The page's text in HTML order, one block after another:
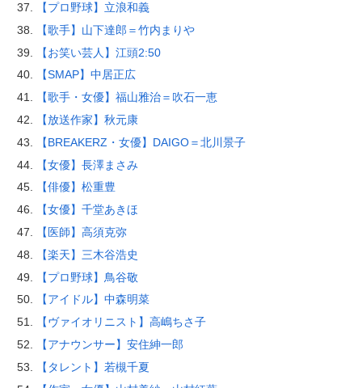
【プロ野球】立浪和義
【歌手】山下達郎＝竹内まりや
【お笑い芸人】江頭2:50
【SMAP】中居正広
【歌手・女優】福山雅治＝吹石一恵
【放送作家】秋元康
【BREAKERZ・女優】DAIGO＝北川景子
【女優】長澤まさみ
【俳優】松重豊
【女優】千堂あきほ
【医師】高須克弥
【楽天】三木谷浩史
【プロ野球】鳥谷敬
【アイドル】中森明菜
【ヴァイオリニスト】高嶋ちさ子
【アナウンサー】安住紳一郎
【タレント】若槻千夏